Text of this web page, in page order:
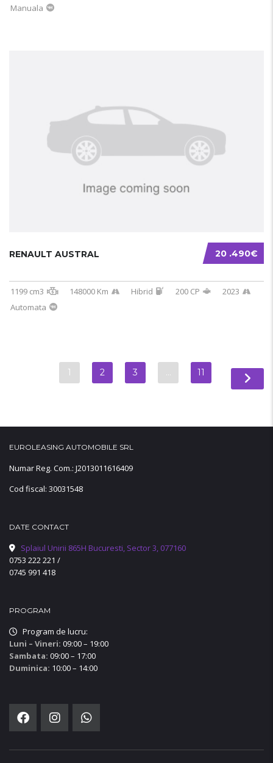
Manuala
20 .490€
RENAULT AUSTRAL
1199 cm3 148000 Km Hibrid 200 CP
2023
Automata
1 2 3 … 11
EUROLEASING AUTOMOBILE SRL
Numar Reg. Com.: J2013011616409
Cod fiscal: 30031548
DATE CONTACT
Splaiul Unirii 865H Bucuresti, Sector 3, 077160
0753 222 221 /
0745 991 418
PROGRAM
Program de lucru:
Luni – Vineri: 09:00 – 19:00
Sambata: 09:00 – 17:00
Duminica: 10:00 – 14:00